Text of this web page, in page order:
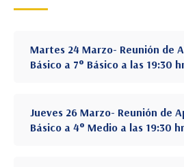
Martes 24 Marzo- Reunión de
Básico a 7° Básico a las 19:30
Jueves 26 Marzo- Reunión de
Básico a 4° Medio a las 19:30